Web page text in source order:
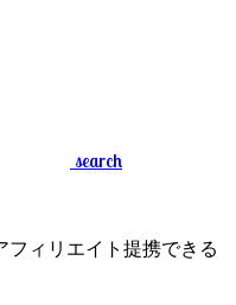
search
ィリエイト提携できる